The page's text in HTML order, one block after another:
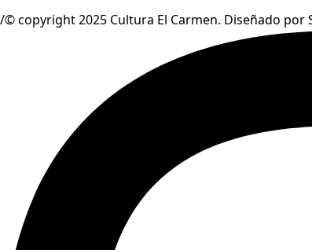
/© copyright 2025 Cultura El Carmen. Diseñado por